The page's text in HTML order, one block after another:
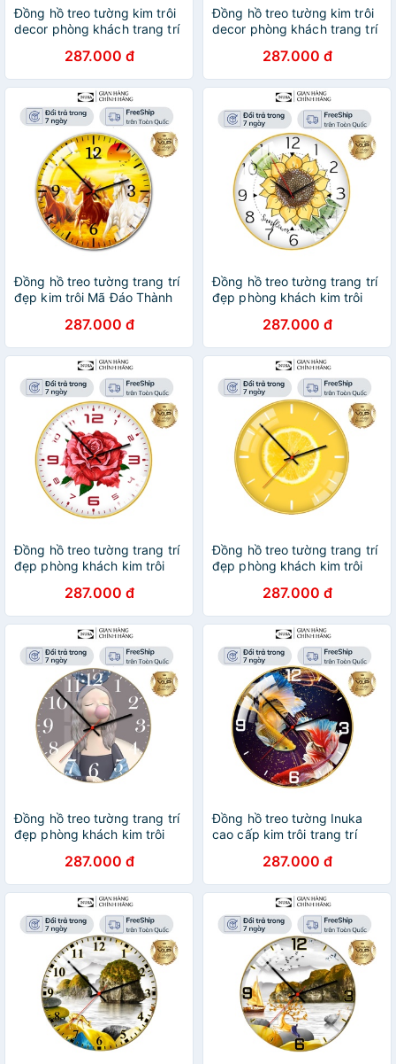
Đồng hồ treo tường kim trôi
decor phòng khách trang trí
tháng inuka.decor.
287.000 đ
Đồng hồ treo tường kim trôi
decor phòng khách trang trí
12 tháng inuka.decor.
287.000 đ
Đồng hồ treo tường trang trí
đẹp kim trôi Mã Đáo Thành
Inuka.decor.287.000 đ
Đồng hồ treo tường trang trí
đẹp phòng khách kim trôi
Dương BH 12 tháng
inuka.decor.
287.000 đ
Đồng hồ treo tường trang trí
đẹp phòng khách kim trôi
BH 12 tháng inuka.decor.
287.000 đ
Đồng hồ treo tường trang trí
đẹp phòng khách kim trôi
12 tháng inuka.decor.
287.000 đ
Đồng hồ treo tường trang trí
đẹp phòng khách kim trôi
12 tháng inuka.decor.
287.000 đ
Đồng hồ treo tường Inuka
cao cấp kim trôi trang trí
ngủ bảo hành 12 tháng
inuka.decor.
287.000 đ